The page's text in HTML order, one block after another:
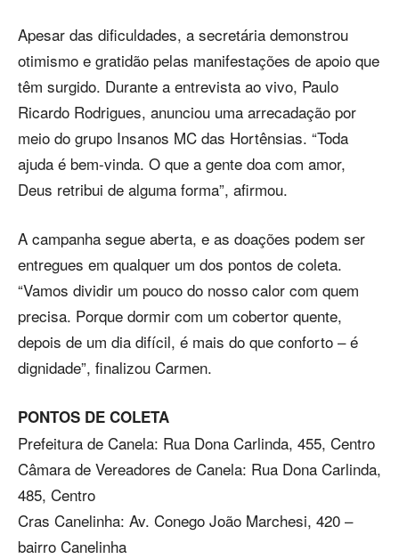
Apesar das dificuldades, a secretária demonstrou
otimismo e gratidão pelas manifestações de apoio que
têm surgido. Durante a entrevista ao vivo, Paulo
Ricardo Rodrigues, anunciou uma arrecadação por
meio do grupo Insanos MC das Hortênsias. “Toda
ajuda é bem-vinda. O que a gente doa com amor,
Deus retribui de alguma forma”, afirmou.
A campanha segue aberta, e as doações podem ser
entregues em qualquer um dos pontos de coleta.
“Vamos dividir um pouco do nosso calor com quem
precisa. Porque dormir com um cobertor quente,
depois de um dia difícil, é mais do que conforto – é
dignidade”, finalizou Carmen.
PONTOS DE COLETA
Prefeitura de Canela: Rua Dona Carlinda, 455, Centro
Câmara de Vereadores de Canela: Rua Dona Carlinda,
485, Centro
Cras Canelinha: Av. Conego João Marchesi, 420 –
bairro Canelinha